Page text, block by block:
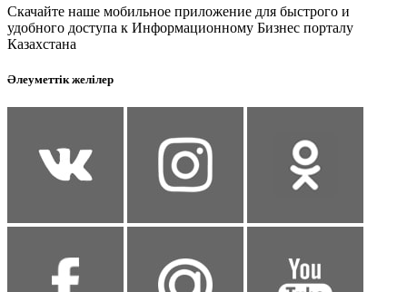
Скачайте наше мобильное приложение для быстрого и
удобного доступа к Информационному Бизнес порталу
Казахстана
Әлеуметтік желілер